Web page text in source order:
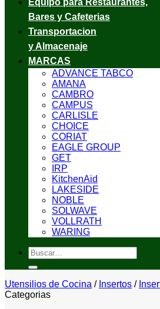
Equipo para Restaurantes,
Bares y Cafeterias
Transportacion
y Almacenaje
MARCAS
ADVANCE TABCO
AMANA
CAMBRO
CAMPUS
CARLISLE
CHOICE
CORIAT
EAGLE GROUP
GET
IRP
KitchenAid
LAKESIDE
NOBLE
SOLWAVE
VOLLRATH
WARING
Buscar
por:
Utensilios de Cocina / Insertos /
Categorias